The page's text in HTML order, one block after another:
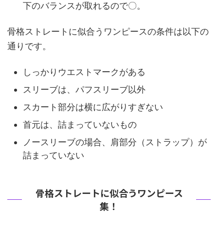
下のバランスが取れるので〇。
骨格ストレートに似合うワンピースの条件は以下の
通りです。
しっかりウエストマークがある
スリーブは、パフスリーブ以外
スカート部分は横に広がりすぎない
首元は、詰まっていないもの
ノースリーブの場合、肩部分（ストラップ）が
詰まっていない
骨格ストレートに似合うワンピース
集！